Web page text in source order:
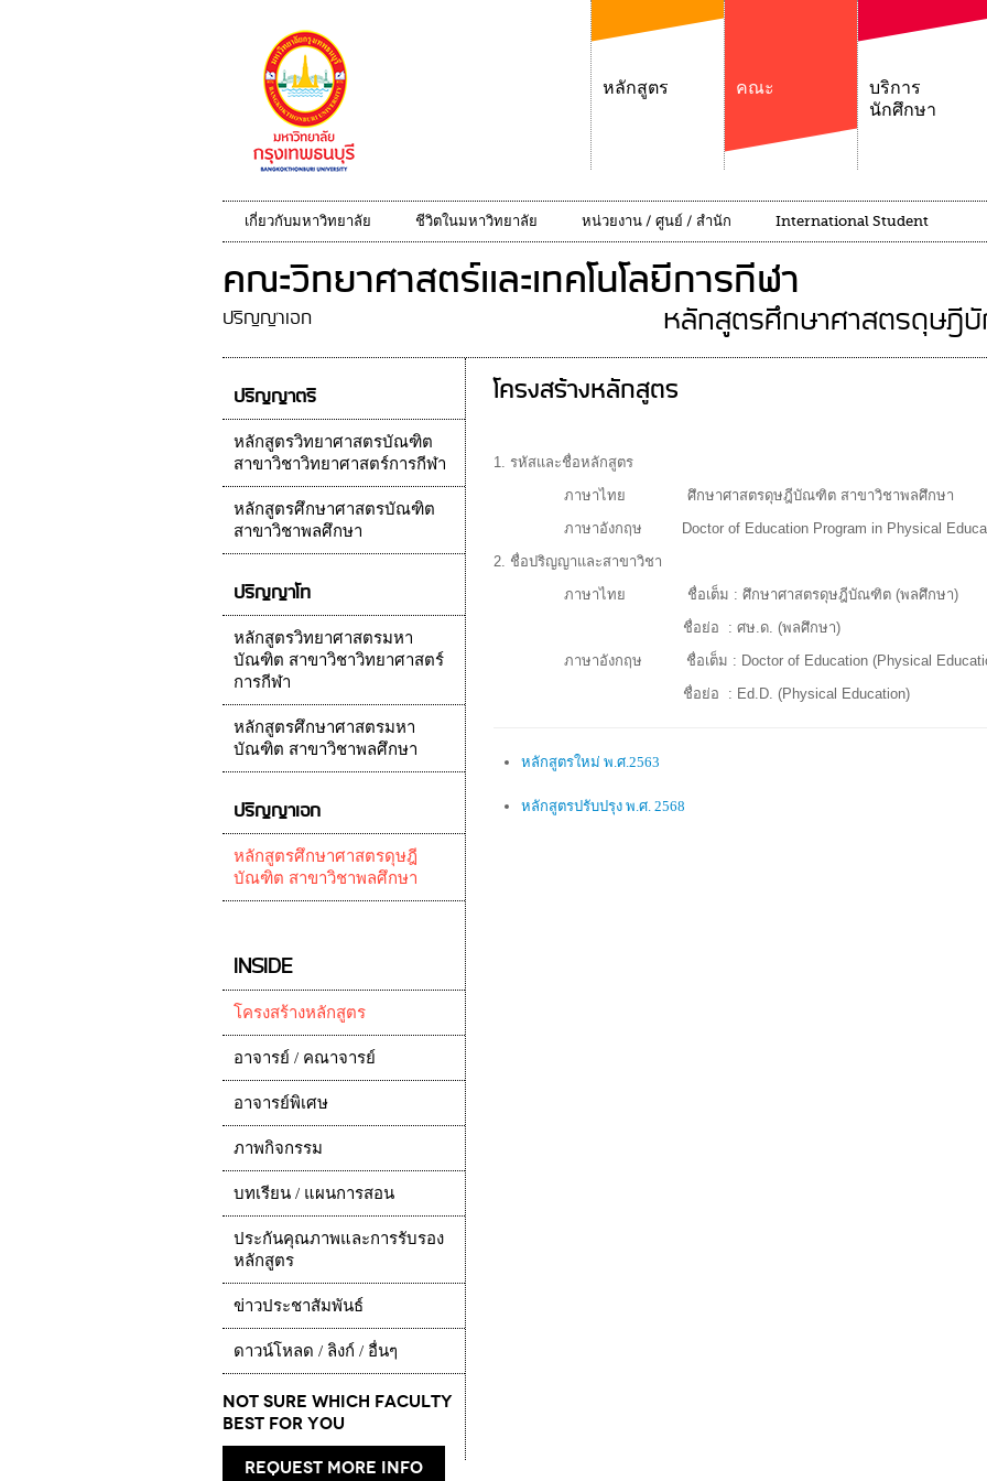
หลักสูตร คณะ
บริการ
นักศึกษา
เกี่ยวกับมหาวิทยาลัย ชีวิตในมหาวิทยาลัย หน่วยงาน / ศูนย์ / สำนัก International Student
คณะวิทยาศาสตร์และเทคโนโลยีการกีฬา
ปริญญาเอก หลักสูตรศึกษาศาสตรดุษฎี
โครงสร้างหลักสูตร
1. รหัสและชื่อหลักสูตร
ภาษาไทย ศึกษาศาสตรดุษฎีบัณฑิต สาขาวิชาพลศึกษา
ภาษาอังกฤษ Doctor of Education Program in Physical
2. ชื่อปริญญาและสาขาวิชา
ภาษาไทย ชื่อเต็ม : ศึกษาศาสตรดุษฎีบัณฑิต (พลศึกษา)
ชื่อย่อ : ศษ.ด. (พลศึกษา)
ภาษาอังกฤษ ชื่อเต็ม : Doctor of Education (Physical
ชื่อย่อ : Ed.D. (Physical Education)
หลักสูตรใหม่ พ.ศ.2563
หลักสูตรปรับปรุง พ.ศ. 2568
ปริญญาตรี
หลักสูตรวิทยาศาสตรบัณฑิต
สาขาวิชาวิทยาศาสตร์การกีฬา
หลักสูตรศึกษาศาสตรบัณฑิต
สาขาวิชาพลศึกษา
ปริญญาโท
หลักสูตรวิทยาศาสตรมหา
บัณฑิต สาขาวิชาวิทยาศาสตร์
การกีฬา
หลักสูตรศึกษาศาสตรมหา
บัณฑิต สาขาวิชาพลศึกษา
ปริญญาเอก
หลักสูตรศึกษาศาสตรดุษฎี
บัณฑิต สาขาวิชาพลศึกษา
INSIDE
โครงสร้างหลักสูตร
อาจารย์ / คณาจารย์
อาจารย์พิเศษ
ภาพกิจกรรม
บทเรียน / แผนการสอน
ประกันคุณภาพและการรับรอง
หลักสูตร
ข่าวประชาสัมพันธ์
ดาวน์โหลด / ลิงก์ / อื่นๆ
Not Sure which Faculty
best for you
request more info